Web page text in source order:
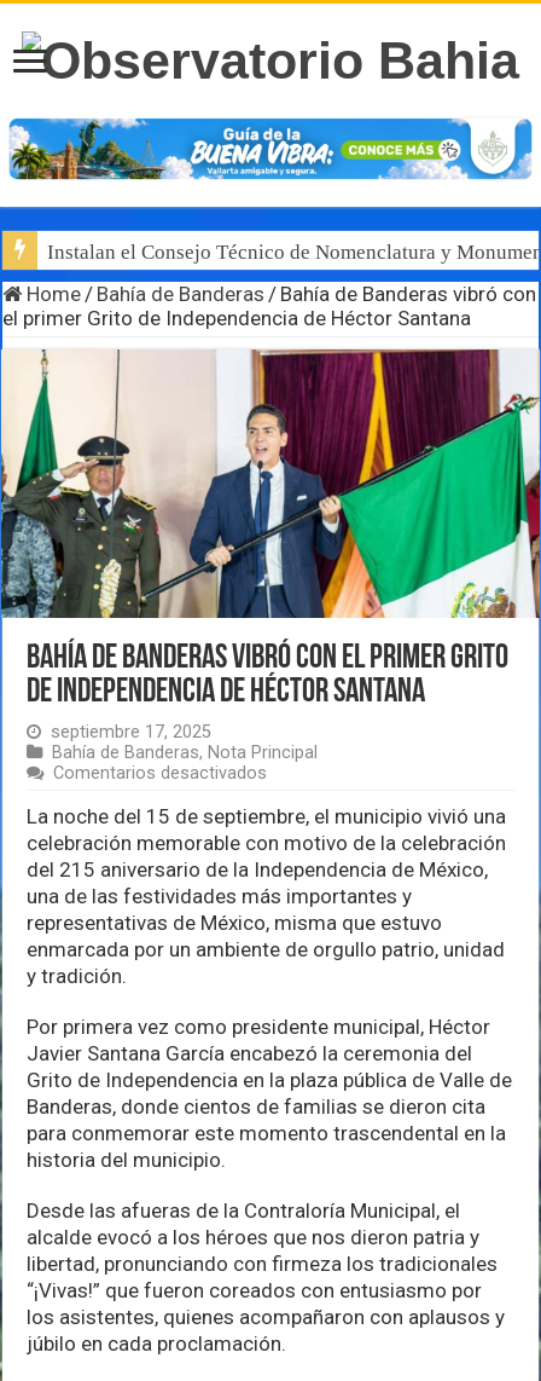
Instalan el Consejo Técnico de Nomenclatura y
Centro de autismo es un parteaguas para Vallarta y
Home / Bahía de Banderas / Bahía de Banderas vibró con
el primer Grito de Independencia de Héctor Santana
Bahía de Banderas vibró con el primer Grito
de Independencia de Héctor Santana
septiembre 17, 2025
Bahía de Banderas, Nota Principal
Comentarios desactivados
de
Banderas
vibró
con
el
primer
Grito
de
Héctor
Santana
La noche del 15 de septiembre, el municipio vivió una
celebración memorable con motivo de la celebración
del 215 aniversario de la Independencia de México,
una de las festividades más importantes y
representativas de México, misma que estuvo
enmarcada por un ambiente de orgullo patrio, unidad
y tradición.
Por primera vez como presidente municipal, Héctor
Javier Santana García encabezó la ceremonia del
Grito de Independencia en la plaza pública de Valle de
Banderas, donde cientos de familias se dieron cita
para conmemorar este momento trascendental en la
historia del municipio.
Desde las afueras de la Contraloría Municipal, el
alcalde evocó a los héroes que nos dieron patria y
libertad, pronunciando con firmeza los tradicionales
“¡Vivas!” que fueron coreados con entusiasmo por
los asistentes, quienes acompañaron con aplausos y
júbilo en cada proclamación.